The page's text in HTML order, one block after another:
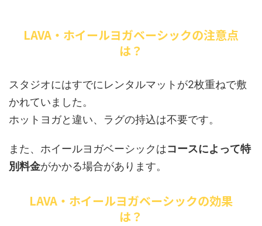
LAVA・ホイールヨガベーシックの注意点
は？
スタジオにはすでにレンタルマットが2枚重ねで敷
かれていました。
ホットヨガと違い、ラグの持込は不要です。
また、ホイールヨガベーシックはコースによって特
別料金がかかる場合があります。
LAVA・ホイールヨガベーシックの効果
は？